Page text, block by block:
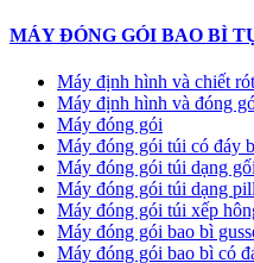
MÁY ĐÓNG GÓI BAO BÌ
Máy định hình và chiết
Máy định hình và đóng
Máy đóng gói
Máy đóng gói túi có đáy
Máy đóng gói túi dạng
Máy đóng gói túi dạng
Máy đóng gói túi xếp
Máy đóng gói bao bì
Máy đóng gói bao bì có